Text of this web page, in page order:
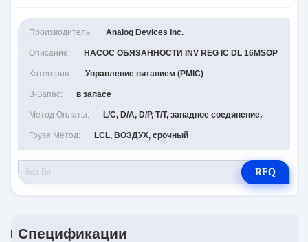
Производитель: Analog Devices Inc.
Описание: НАСОС ОБЯЗАННОСТИ INV REG IC DL 16MSOP
Категория: Управление питанием (PMIC)
В-Запас: в запасе
Метод Оплаты: L/C, D/A, D/P, T/T, западное соединение,
Грузя Метод: LCL, ВОЗДУХ, срочный
RFQ
Спецификации